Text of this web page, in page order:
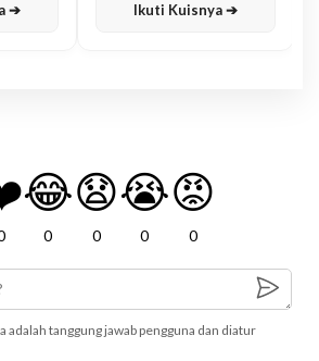
➔ Ikuti Kuisnya ➔
😂
0
😧
0
😭
0
😡
0
adalah tanggung jawab pengguna dan diatur